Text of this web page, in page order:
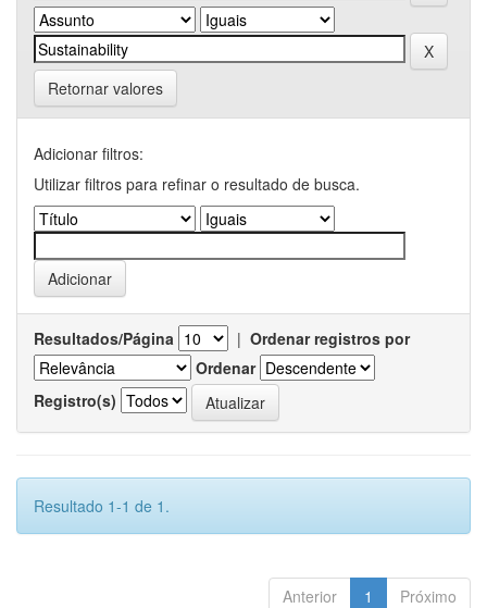
Retornar valores
Adicionar filtros:
Utilizar filtros para refinar o resultado de busca.
Resultados/Página | Ordenar registros por
Ordenar
Registro(s)
Resultado 1-1 de 1.
Anterior 1 Próximo